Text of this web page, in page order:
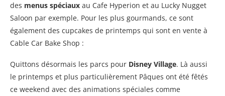
des menus spéciaux au Cafe Hyperion et au Lucky Nugget
Saloon par exemple. Pour les plus gourmands, ce sont
également des cupcakes de printemps qui sont en vente à
Cable Car Bake Shop :
Quittons désormais les parcs pour Disney Village. Là aussi
le printemps et plus particulièrement Pâques ont été fêtés
ce weekend avec des animations spéciales comme